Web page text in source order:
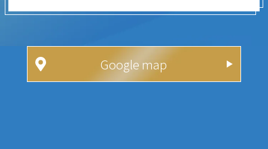
Google map